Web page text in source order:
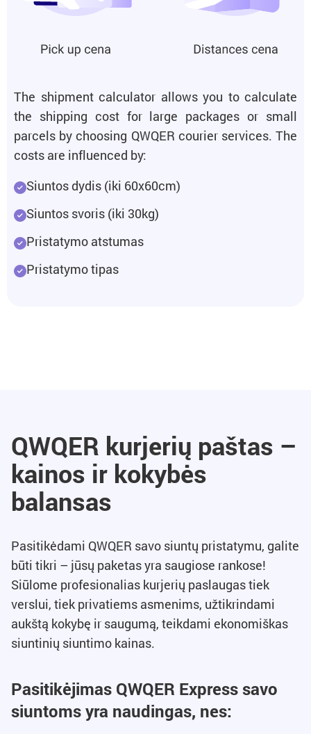
The shipment calculator allows you to calculate
the shipping cost for large packages or small
parcels by choosing QWQER courier services. The
costs are influenced by:
Siuntos dydis (iki 60x60cm)
Siuntos svoris (iki 30kg)
Pristatymo atstumas
Pristatymo tipas
QWQER kurjerių paštas –
kainos ir kokybės
balansas
Pasitikėdami QWQER savo siuntų pristatymu, galite
būti tikri – jūsų paketas yra saugiose rankose!
Siūlome profesionalias kurjerių paslaugas tiek
verslui, tiek privatiems asmenims, užtikrindami
aukštą kokybę ir saugumą, teikdami ekonomiškas
siuntinių siuntimo kainas.
Pasitikėjimas QWQER Express savo
siuntoms yra naudingas, nes: